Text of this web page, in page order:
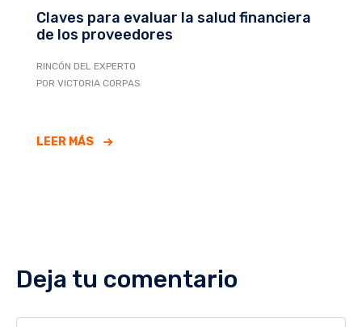
Claves para evaluar la salud financiera
de los proveedores
RINCÓN DEL EXPERTO
POR VICTORIA CORPAS
LEER MÁS
Deja tu comentario